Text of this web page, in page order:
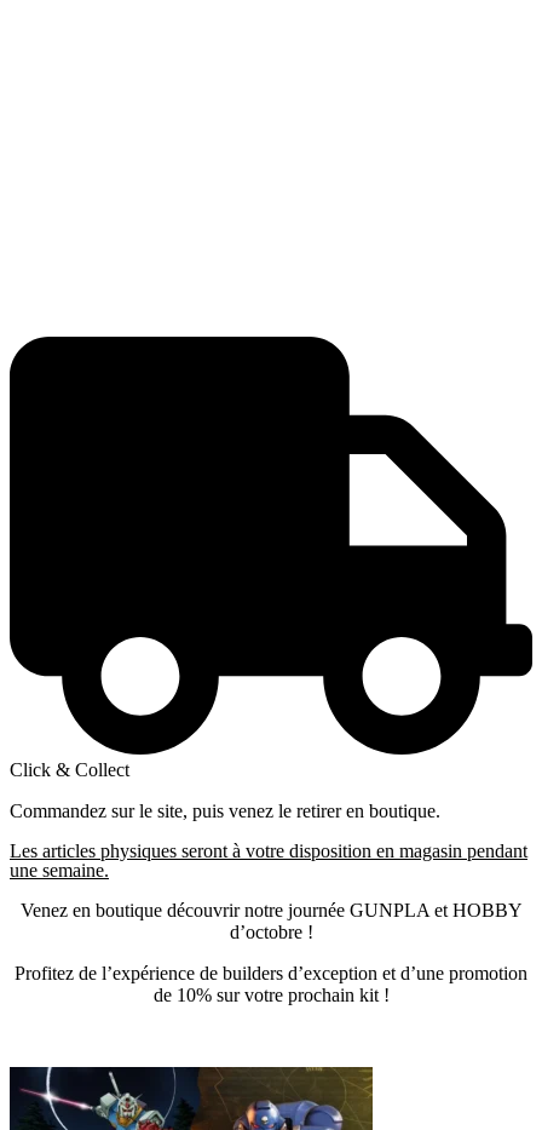
Click & Collect
Commandez sur le site, puis venez le retirer en boutique.
Les articles physiques seront à votre disposition en magasin pendant
une semaine.
Venez en boutique découvrir notre journée GUNPLA et HOBBY
d’octobre !
Profitez de l’expérience de builders d’exception et d’une promotion
de 10% sur votre prochain kit !